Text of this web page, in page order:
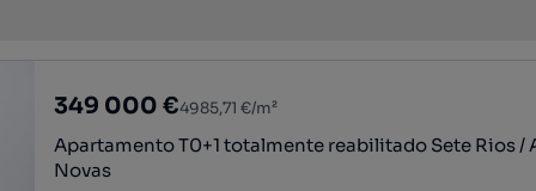
349 000 €4985,71 €/m²
Apartamento T0+1 totalmente reabilitado Sete Rios /
Novas